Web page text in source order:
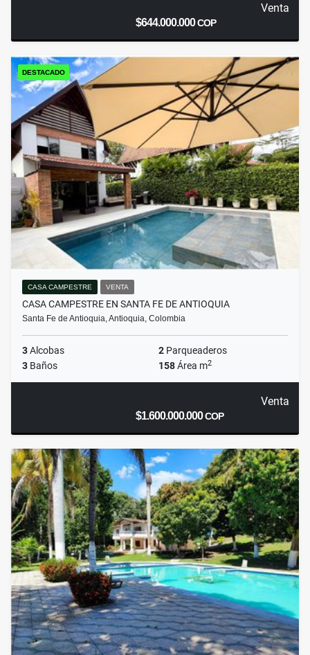
Venta
$644.000.000COP
DESTACADO
CASA CAMPESTRE VENTA
CASA CAMPESTRE EN SANTA FE DE ANTIOQUIA
Santa Fe de Antioquia, Antioquia, Colombia
3Alcobas 2 Parqueaderos
3 Baños 158Área m2
Venta
$1.600.000.000COP